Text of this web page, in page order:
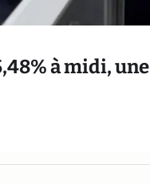
à midi, une